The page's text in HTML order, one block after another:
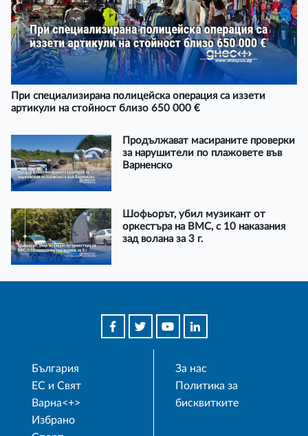
При специализирана полицейска операция са иззети
артикули на стойност близо 650 000 €
Продължават масираните проверки
за нарушители по плажовете във
Варненско
Шофьорът, убил музикант от
оркестъра на ВМС, с 10 наказания
зад волана за 3 г.
България
ЕС и Свят
Варна<+>
Избрано
За нас
Политика за
бисквитките